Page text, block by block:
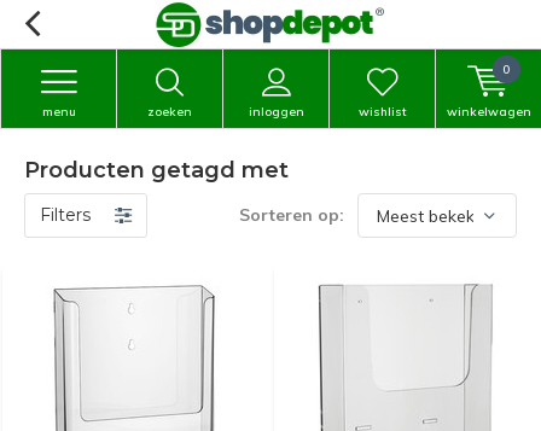
zoeken inloggen
menu wishlist winkelwagen
0
Producten getagd met
Filters Sorteren op: